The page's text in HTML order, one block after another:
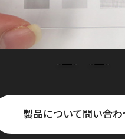
製品について問い合わ